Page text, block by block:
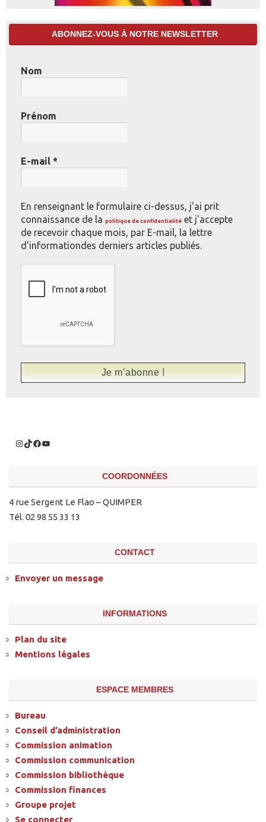
ABONNEZ-VOUS À NOTRE NEWSLETTER
Nom
Prénom
E-mail *
En renseignant le formulaire ci-dessus, j'ai prit
connaissance de la politique de confidentialité et j'accepte
de recevoir chaque mois, par E-mail, la lettre
d'informationdes derniers articles publiés.
COORDONNÉES
4 rue Sergent Le Flao – QUIMPER
Tél. 02 98 55 33 13
CONTACT
Envoyer un message
INFORMATIONS
Plan du site
Mentions légales
ESPACE MEMBRES
Bureau
Conseil d’administration
Commission animation
Commission communication
Commission bibliothèque
Commission finances
Groupe projet
Se connecter